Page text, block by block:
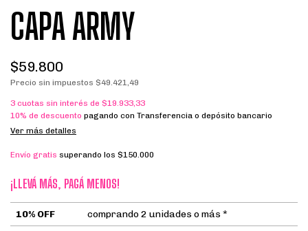
CAPA ARMY
$59.800
Precio sin impuestos $49.421,49
3 cuotas sin interés de $19.933,33
10% de descuento pagando con Transferencia o depósito bancario
Ver más detalles
Envío gratis superando los $150.000
¡LLEVÁ MÁS, PAGÁ MENOS!
10% OFF
comprando 2 unidades o más *